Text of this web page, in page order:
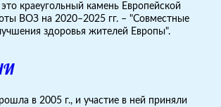
краеугольный камень Европейской
ВОЗ на 2020–2025 гг. – "Совместные
здоровья жителей Европы".
в 2005 г., и участие в ней приняли